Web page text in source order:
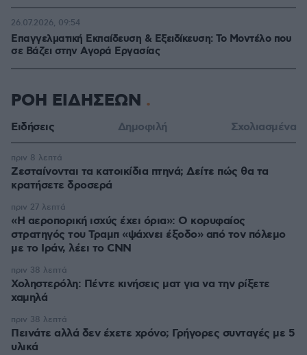
Επαγγελματική Εκπαίδευση & Εξειδίκευση: Το Mοντέλο που
σε Bάζει στην Aγορά Eργασίας
26.07.2026, 09:54
ΡΟΗ ΕΙΔΗΣΕΩΝ
Ειδήσεις Δημοφιλή Σχολιασμένα
Ζεσταίνονται τα κατοικίδια πτηνά; Δείτε πώς θα τα
κρατήσετε δροσερά
πριν 8 λεπτά
«Η αεροπορική ισχύς έχει όρια»: Ο κορυφαίος
στρατηγός του Τραμπ «ψάχνει έξοδο» από τον πόλεμο
με το Ιράν, λέει το CNN
πριν 27 λεπτά
Χοληστερόλη: Πέντε κινήσεις ματ για να την ρίξετε
χαμηλά
πριν 38 λεπτά
Πεινάτε αλλά δεν έχετε χρόνο; Γρήγορες συνταγές με 5
υλικά
πριν 38 λεπτά